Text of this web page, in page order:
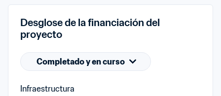
Desglose de la financiación del
proyecto
Completado y en curso
Infraestructura